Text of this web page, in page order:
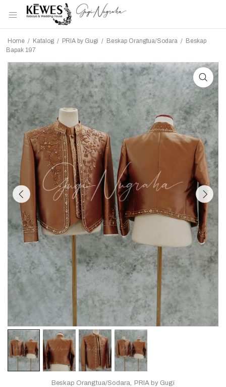
Home / Katalog / PRIA by Gugi / Beskap Orangtua/Sodara / Beskap
Bapak 197
Beskap Orangtua/Sodara PRIA by Gugi